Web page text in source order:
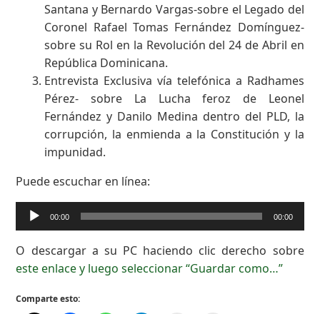
Santana y Bernardo Vargas-sobre el Legado del
Coronel Rafael Tomas Fernández Domínguez-
sobre su Rol en la Revolución del 24 de Abril en
República Dominicana.
Entrevista Exclusiva vía telefónica a Radhames
Pérez- sobre La Lucha feroz de Leonel
Fernández y Danilo Medina dentro del PLD, la
corrupción, la enmienda a la Constitución y la
impunidad.
Puede escuchar en línea:
Reproductor
de
audio
00:00 00:00
O descargar a su PC haciendo clic derecho sobre
este enlace y luego seleccionar “Guardar como…”
Comparte esto: